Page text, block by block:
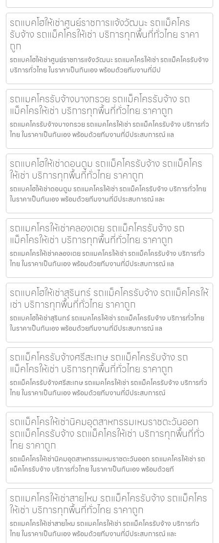
รถแบคโฮให้เช่าศูนย์ราชการแจ้งวัฒนะ รถแม็คโคร
รับจ้าง รถแม็คโครให้เช่า บริการทุกพื้นที่ทั่วไทย ราคา
ถูก
รถแบคโฮให้เช่าศูนย์ราชการแจ้งวัฒนะ รถแมคโครให้เช่า รถแม็คโครรับจ้าง
บริการทั่วไทย ในราคาเป็นกันเอง พร้อมด้วยทีมงานที่มีป
รถแมคโครรับจ้างบางกรวย รถแม็คโครรับจ้าง รถ
แม็คโครให้เช่า บริการทุกพื้นที่ทั่วไทย ราคาถูก
รถแมคโครรับจ้างบางกรวย รถแมคโครให้เช่า รถแม็คโครรับจ้าง บริการทั่ว
ไทย ในราคาเป็นกันเอง พร้อมด้วยทีมงานที่มีประสบการณ์ แล
รถแบคโฮให้เช่าดอนตูม รถแม็คโครรับจ้าง รถแม็คโคร
ให้เช่า บริการทุกพื้นที่ทั่วไทย ราคาถูก
รถแบคโฮให้เช่าดอนตูม รถแมคโครให้เช่า รถแม็คโครรับจ้าง บริการทั่วไทย
ในราคาเป็นกันเอง พร้อมด้วยทีมงานที่มีประสบการณ์ และ
รถแมคโครให้เช่าคลองเตย รถแม็คโครรับจ้าง รถ
แม็คโครให้เช่า บริการทุกพื้นที่ทั่วไทย ราคาถูก
รถแมคโครให้เช่าคลองเตย รถแมคโครให้เช่า รถแม็คโครรับจ้าง บริการทั่ว
ไทย ในราคาเป็นกันเอง พร้อมด้วยทีมงานที่มีประสบการณ์ แล
รถแบคโฮให้เช่าสุรินทร์ รถแม็คโครรับจ้าง รถแม็คโครให้
เช่า บริการทุกพื้นที่ทั่วไทย ราคาถูก
รถแบคโฮให้เช่าสุรินทร์ รถแมคโครให้เช่า รถแม็คโครรับจ้าง บริการทั่วไทย
ในราคาเป็นกันเอง พร้อมด้วยทีมงานที่มีประสบการณ์ แล
รถแม็คโครรับจ้างศรีสะเกษ รถแม็คโครรับจ้าง รถ
แม็คโครให้เช่า บริการทุกพื้นที่ทั่วไทย ราคาถูก
รถแม็คโครรับจ้างศรีสะเกษ รถแมคโครให้เช่า รถแม็คโครรับจ้าง บริการทั่ว
ไทย ในราคาเป็นกันเอง พร้อมด้วยทีมงานที่มีประสบการณ์
รถแม็คโครให้เช่านิคมอุตสาหกรรมเหมราชตะวันออก
รถแม็คโครรับจ้าง รถแม็คโครให้เช่า บริการทุกพื้นที่ทั่ว
ไทย ราคาถูก
รถแม็คโครให้เช่านิคมอุตสาหกรรมเหมราชตะวันออก รถแมคโครให้เช่า รถ
แม็คโครรับจ้าง บริการทั่วไทย ในราคาเป็นกันเอง พร้อมด้วยที
รถแมคโครให้เช่าสายไหม รถแม็คโครรับจ้าง รถแม็คโคร
ให้เช่า บริการทุกพื้นที่ทั่วไทย ราคาถูก
รถแมคโครให้เช่าสายไหม รถแมคโครให้เช่า รถแม็คโครรับจ้าง บริการทั่ว
ไทย ในราคาเป็นกันเอง พร้อมด้วยทีมงานที่มีประสบการณ์ และ